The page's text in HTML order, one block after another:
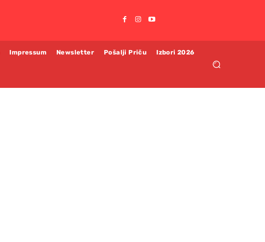
Impressum Newsletter Pošalji Priču Izbori 2026